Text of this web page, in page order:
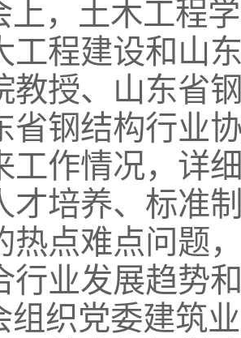
上，土木工程
工程建设和山
教授、山东省
省钢结构行业
工作情况，详
才培养、标准
热点难点问题
行业发展趋势
组织党委建筑